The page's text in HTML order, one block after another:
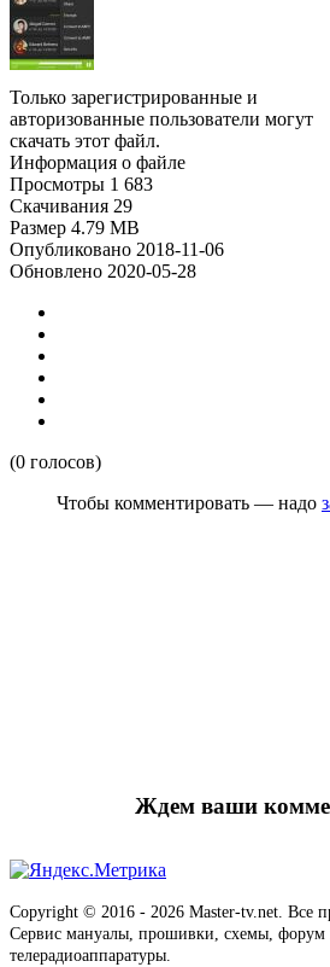
Только зарегистрированные и
авторизованные пользователи могут
скачать этот файл.
Информация о файле
Просмотры 1 683
Скачивания 29
Размер 4.79 MB
Опубликовано 2018-11-06
Обновлено 2020-05-28
(0 голосов)
Чтобы комментировать — надо
Ждем ваши
Copyright © 2016 - 2026 Master-tv.net. Все
Сервис мануалы, прошивки, схемы, форум
телерадиоаппаратуры.